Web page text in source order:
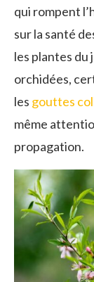
qui rompent
sur la santé
les plantes du
orchidées,
les gouttes
même
propagation.